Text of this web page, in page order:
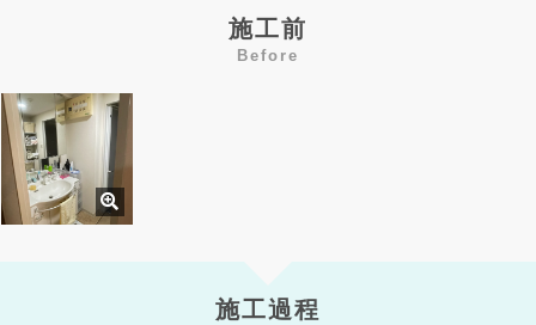
施工前
Before
施工過程